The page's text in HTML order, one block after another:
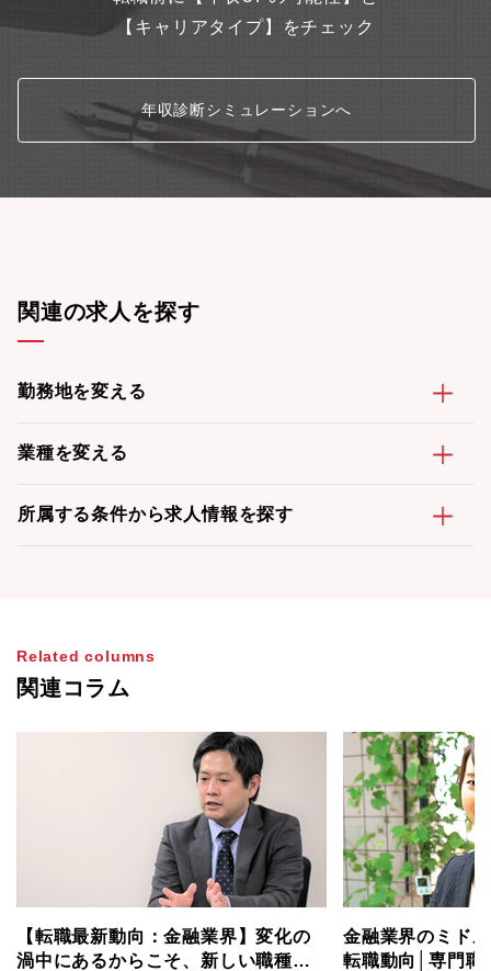
【キャリアタイプ】をチェック
年収診断シミュレーションへ
関連の求人を探す
勤務地を変える
業種を変える
所属する条件から求人情報を探す
Related columns
関連コラム
【転職最新動向：金融業界】変化の
渦中にあるからこそ、新しい職種・
金融業界のミド
転職動向│専門職